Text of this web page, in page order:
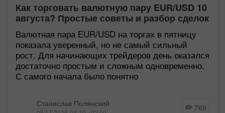
Как торговать валютную пару EUR/USD 10
августа? Простые советы и разбор сделок
для новичков
Валютная пара EUR/USD на торгах в пятницу
показала уверенный, но не самый сильный
рост. Для начинающих трейдеров день оказался
достаточно простым и сложным одновременно.
С самого начала было понятно
Станислав Полянский 769